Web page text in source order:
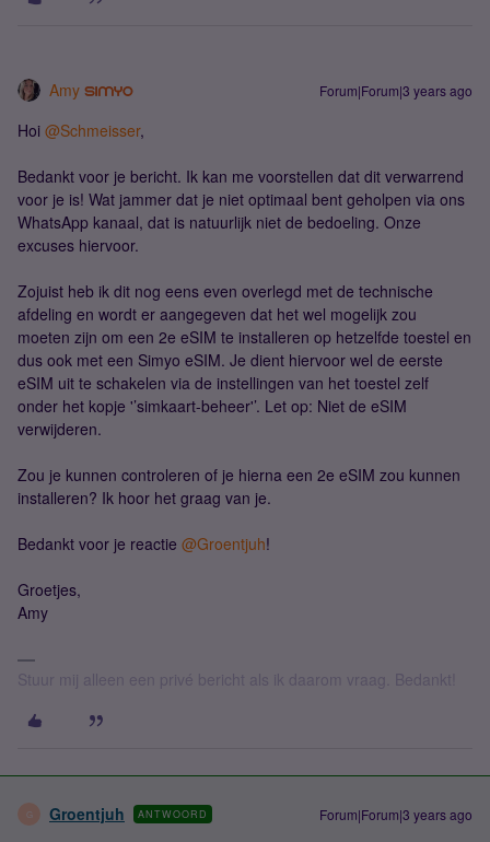
Amy Forum|Forum|3 years ago
Hoi @Schmeisser,
Bedankt voor je bericht. Ik kan me voorstellen dat dit verwarrend
voor je is! Wat jammer dat je niet optimaal bent geholpen via ons
WhatsApp kanaal, dat is natuurlijk niet de bedoeling. Onze
excuses hiervoor.
Zojuist heb ik dit nog eens even overlegd met de technische
afdeling en wordt er aangegeven dat het wel mogelijk zou
moeten zijn om een 2e eSIM te installeren op hetzelfde toestel en
dus ook met een Simyo eSIM. Je dient hiervoor wel de eerste
eSIM uit te schakelen via de instellingen van het toestel zelf
onder het kopje '’simkaart-beheer'’. Let op: Niet de eSIM
verwijderen.
Zou je kunnen controleren of je hierna een 2e eSIM zou kunnen
installeren? Ik hoor het graag van je.
Bedankt voor je reactie @Groentjuh!
Groetjes,
Amy
Stuur mij alleen een privé bericht als ik daarom vraag. Bedankt!
G Groentjuh ANTWOORD Forum|Forum|3 years ago